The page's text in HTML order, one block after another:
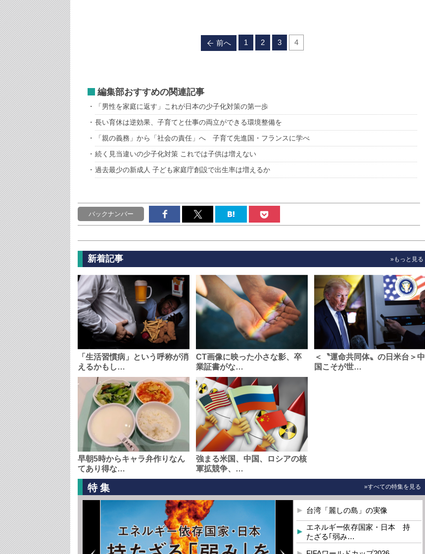
前へ 1 2 3 4
編集部おすすめの関連記事
「男性を家庭に返す」これが日本の少子化対策の第一歩
長い育休は逆効果、子育てと仕事の両立ができる環境整備を
「親の義務」から「社会の責任」へ 子育て先進国・フランスに学べ
続く見当違いの少子化対策 これでは子供は増えない
過去最少の新成人 子ども家庭庁創設で出生率は増えるか
バックナンバー
新着記事 »もっと見る
「生活習慣病」という呼称が消
えるかもし…
CT画像に映った小さな影、卒
業証書がな…
＜〝運命共同体〟の日米台＞中
国こそが世…
早朝5時からキャラ弁作りなん
てあり得な…
強まる米国、中国、ロシアの核
軍拡競争、…
特集 »すべての特集を見る
台湾「麗しの島」の実像
エネルギー依存国家・日本 持
たざる｢弱み…